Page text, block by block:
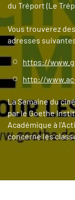
du Tréport (Le
Vous trouverez
adresses
https://
http://
La Semaine du
par le Goethe
Académique à
concerne les